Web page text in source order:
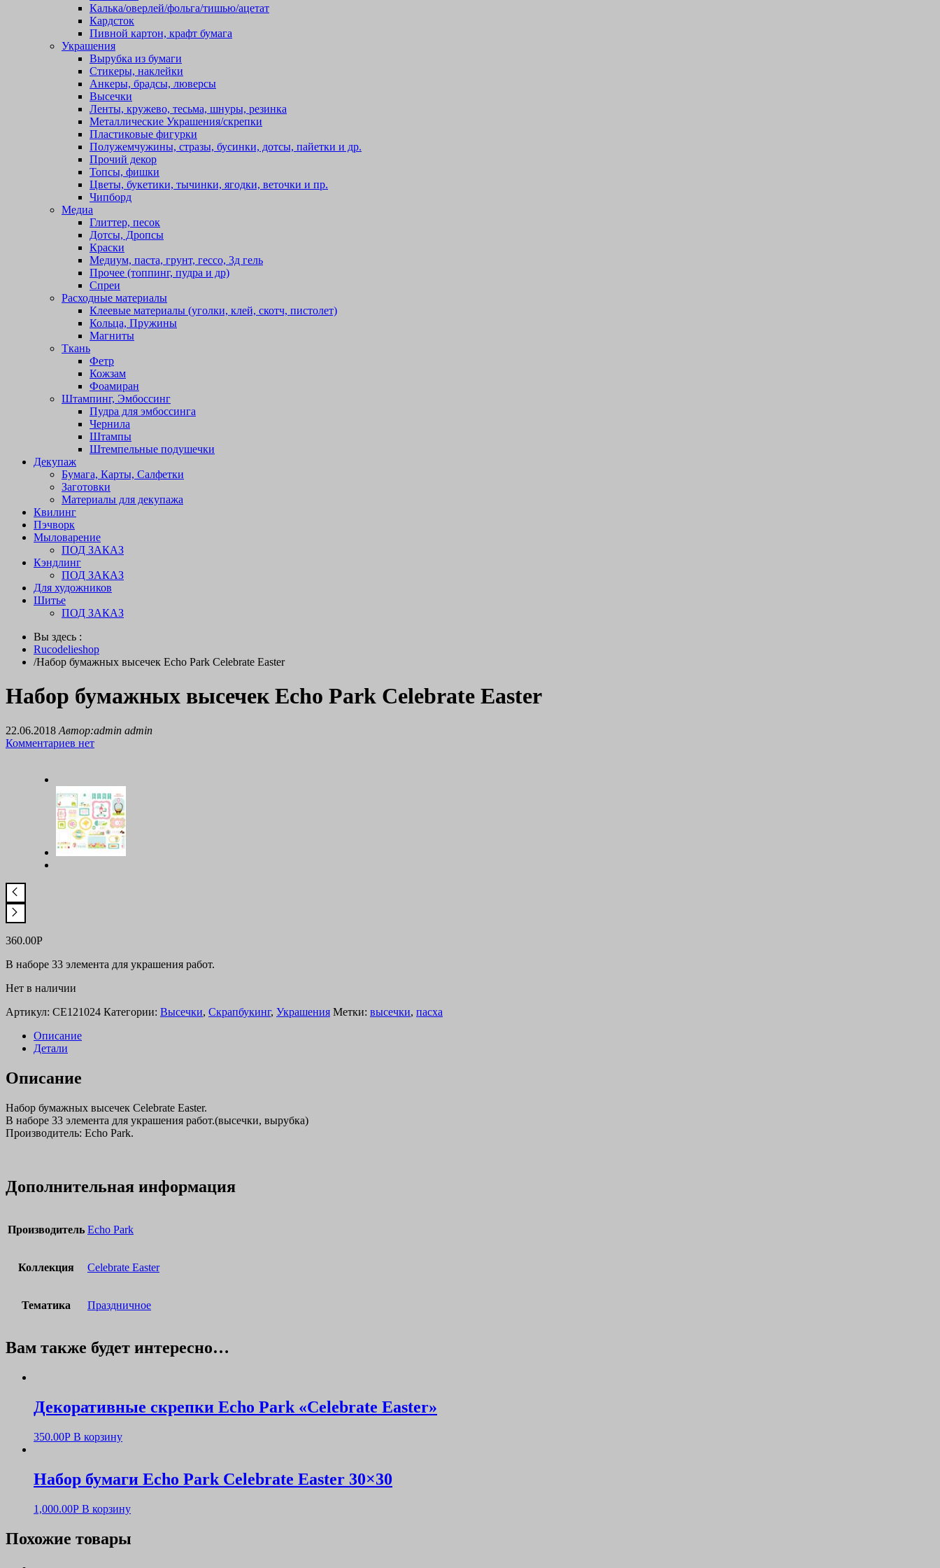
Калька/оверлей/фольга/тишью/ацетат
Кардсток
Пивной картон, крафт бумага
Украшения
Вырубка из бумаги
Стикеры, наклейки
Анкеры, брадсы, люверсы
Высечки
Ленты, кружево, тесьма, шнуры, резинка
Металлические Украшения/скрепки
Пластиковые фигурки
Полужемчужины, стразы, бусинки, дотсы, пайетки и др.
Прочий декор
Топсы, фишки
Цветы, букетики, тычинки, ягодки, веточки и пр.
Чипборд
Медиа
Глиттер, песок
Дотсы, Дропсы
Краски
Медиум, паста, грунт, гессо, 3д гель
Прочее (топпинг, пудра и др)
Спреи
Расходные материалы
Клеевые материалы (уголки, клей, скотч, пистолет)
Кольца, Пружины
Магниты
Ткань
Фетр
Кожзам
Фоамиран
Штампинг, Эмбоссинг
Пудра для эмбоссинга
Чернила
Штампы
Штемпельные подушечки
Декупаж
Бумага, Карты, Салфетки
Заготовки
Материалы для декупажа
Квилинг
Пэчворк
Мыловарение
ПОД ЗАКАЗ
Кэндлинг
ПОД ЗАКАЗ
Для художников
Шитье
ПОД ЗАКАЗ
Вы здесь :
Rucodelieshop
/Набор бумажных высечек Echo Park Celebrate Easter
Набор бумажных высечек Echo Park Celebrate Easter
22.06.2018 Автор:admin admin
Комментариев нет
360.00Р
В наборе 33 элемента для украшения работ.
Нет в наличии
Артикул: CE121024 Категории: Высечки, Скрапбукинг, Украшения Метки: высечки, пасха
Описание
Детали
Описание
Набор бумажных высечек Celebrate Easter.
В наборе 33 элемента для украшения работ.(высечки, вырубка)
Производитель: Echo Park.
Дополнительная информация
Производитель Echo Park
Коллекция Celebrate Easter
Тематика Праздничное
Вам также будет интересно…
Декоративные скрепки Echo Park «Celebrate Easter»
350.00Р В корзину
Набор бумаги Echo Park Celebrate Easter 30×30
1,000.00Р В корзину
Похожие товары